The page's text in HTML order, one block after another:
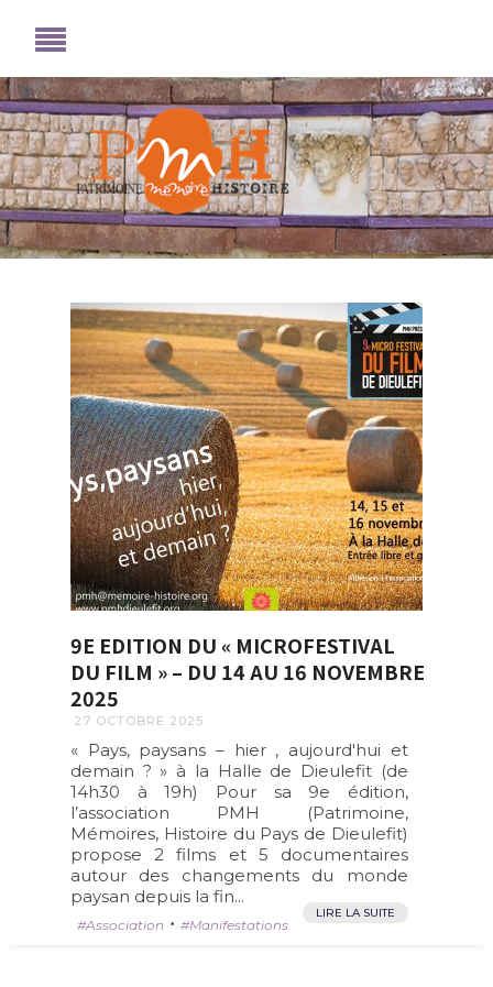
9E EDITION DU « MICROFESTIVAL
DU FILM » – DU 14 AU 16 NOVEMBRE
2025
27 OCTOBRE 2025
« Pays, paysans – hier , aujourd'hui et
demain ? » à la Halle de Dieulefit (de
14h30 à 19h) Pour sa 9e édition,
l’association PMH (Patrimoine,
Mémoires, Histoire du Pays de Dieulefit)
propose 2 films et 5 documentaires
autour des changements du monde
paysan depuis la fin...
LIRE LA SUITE
Association • Manifestations